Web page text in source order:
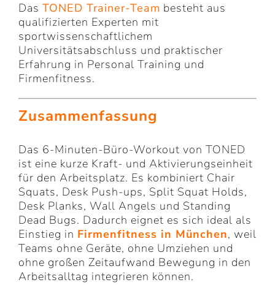
Das TONED Trainer-Team besteht aus
qualifizierten Experten mit
sportwissenschaftlichem
Universitätsabschluss und praktischer
Erfahrung in Personal Training und
Firmenfitness.
Zusammenfassung
Das 6-Minuten-Büro-Workout von TONED
ist eine kurze Kraft- und Aktivierungseinheit
für den Arbeitsplatz. Es kombiniert Chair
Squats, Desk Push-ups, Split Squat Holds,
Desk Planks, Wall Angels und Standing
Dead Bugs. Dadurch eignet es sich ideal als
Einstieg in Firmenfitness in München, weil
Teams ohne Geräte, ohne Umziehen und
ohne großen Zeitaufwand Bewegung in den
Arbeitsalltag integrieren können.